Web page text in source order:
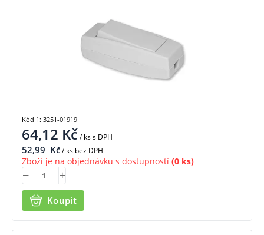
64,12 Kč/ kss DPH
52,99 Kč/ ks bez DPH
Zboží je na objednávku s dostupností (0 ks)
Koupit
Kód 1: 3251-01919